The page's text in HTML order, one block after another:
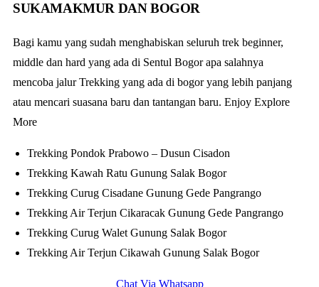
SUKAMAKMUR DAN BOGOR
Bagi kamu yang sudah menghabiskan seluruh trek beginner,
middle dan hard yang ada di Sentul Bogor apa salahnya
mencoba jalur Trekking yang ada di bogor yang lebih panjang
atau mencari suasana baru dan tantangan baru. Enjoy Explore
More
Trekking Pondok Prabowo – Dusun Cisadon
Trekking Kawah Ratu Gunung Salak Bogor
Trekking Curug Cisadane Gunung Gede Pangrango
Trekking Air Terjun Cikaracak Gunung Gede Pangrango
Trekking Curug Walet Gunung Salak Bogor
Trekking Air Terjun Cikawah Gunung Salak Bogor
Chat Via Whatsapp